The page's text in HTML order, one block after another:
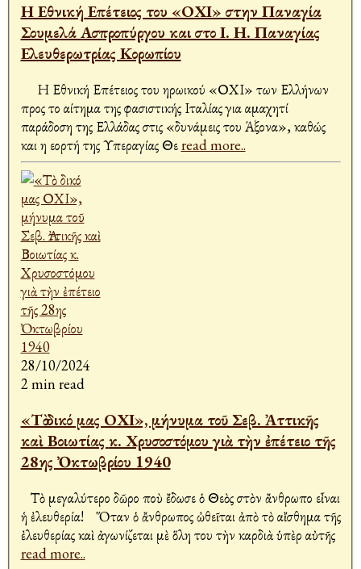
Η Εθνική Επέτειος του «ΟΧΙ» στην Παναγία
Σουμελά Ασπροπύργου και στο Ι. Η. Παναγίας
Ελευθερωτρίας Κορωπίου
Η Εθνική Επέτειος του ηρωικού «ΟΧΙ» των Ελλήνων
προς το αίτημα της φασιστικής Ιταλίας για αμαχητί
παράδοση της Ελλάδας στις «δυνάμεις του Άξονα», καθώς
και η εορτή της Υπεραγίας Θεread more..
28/10/2024
2 min read
«Τὸ δικό μας ΟΧΙ», μήνυμα τοῦ Σεβ. Ἀττικῆς
καὶ Βοιωτίας κ. Χρυσοστόμου γιὰ τὴν ἐπέτειο τῆς
28ης Ὀκτωβρίου 1940
Τὸ μεγαλύτερο δῶρο ποὺ ἔδωσε ὁ Θεὸς στὸν ἄνθρωπο εἶναι
ἡ ἐλευθερία! Ὅταν ὁ ἄνθρωπος ὠθεῖται ἀπὸ τὸ αἴσθημα τῆς
ἐλευθερίας καὶ ἀγωνίζεται μὲ ὅλη του τὴν καρδιὰ ὑπὲρ αὐτῆς
read more..